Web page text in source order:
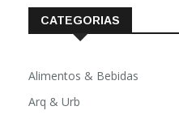
CATEGORIAS
Alimentos & Bebidas
Arq & Urb